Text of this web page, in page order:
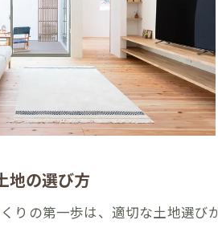
信頼できるパートナー
らくだホームの支援体
住まいの完成までの流れ
住んでからも安心でき
福岡県大川市での自由設計
おしゃれな家を実現する
予算内での設備選びの
地の選び方
りの第一歩は、適切な土地選